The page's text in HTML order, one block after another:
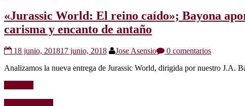
«Jurassic World: El reino caído»; Bayona
carisma y encanto de antaño
18 junio, 201817 junio, 2018 Jose Asensio
0 comentarios
Analizamos la nueva entrega de Jurassic World, dirigida por nuestro J.A.